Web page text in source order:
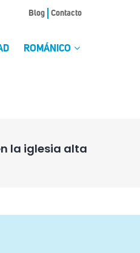
Blog Contacto
ROMÁNICO
la iglesia alta